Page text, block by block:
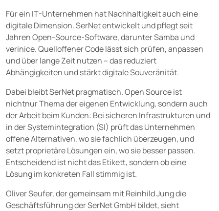
Für ein IT-Unternehmen hat Nachhaltigkeit auch eine
digitale Dimension. SerNet entwickelt und pflegt seit
Jahren Open-Source-Software, darunter Samba und
verinice. Quelloffener Code lässt sich prüfen, anpassen
und über lange Zeit nutzen – das reduziert
Abhängigkeiten und stärkt digitale Souveränität.
Dabei bleibt SerNet pragmatisch. Open Source ist
nichtnur Thema der eigenen Entwicklung, sondern auch
der Arbeit beim Kunden: Bei sicheren Infrastrukturen und
in der Systemintegration (SI) prüft das Unternehmen
offene Alternativen, wo sie fachlich überzeugen, und
setzt proprietäre Lösungen ein, wo sie besser passen.
Entscheidend ist nicht das Etikett, sondern ob eine
Lösung im konkreten Fall stimmig ist.
Oliver Seufer, der gemeinsam mit Reinhild Jung die
Geschäftsführung der SerNet GmbH bildet, sieht